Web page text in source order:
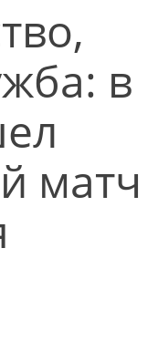
в
матч